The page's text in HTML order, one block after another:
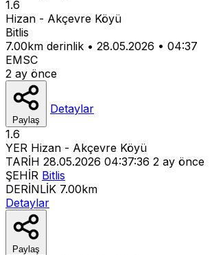
1.6
Hizan - Akçevre Köyü
Bitlis
7.00km derinlik • 28.05.2026 • 04:37
EMSC
2 ay önce
Paylaş
Detaylar
1.6
YER Hizan - Akçevre Köyü
TARİH 28.05.2026 04:37:36 2 ay önce
ŞEHİR Bitlis
DERİNLİK 7.00km
Detaylar
Paylaş